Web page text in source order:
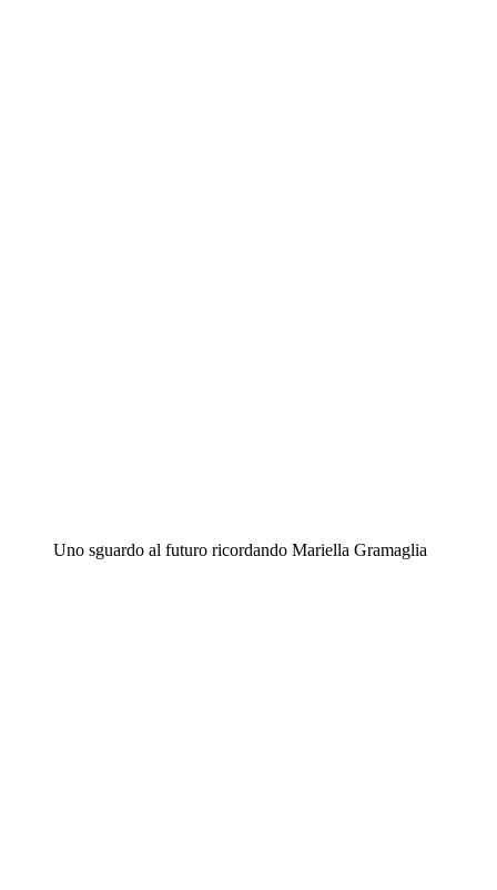
Uno sguardo al futuro ricordando Mariella Gramaglia